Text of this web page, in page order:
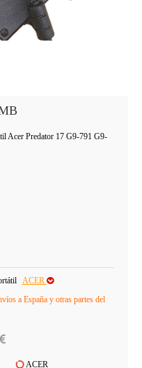
Acer Predator 17 G9-791 G9-
ACER
a España y otras partes del
ACER